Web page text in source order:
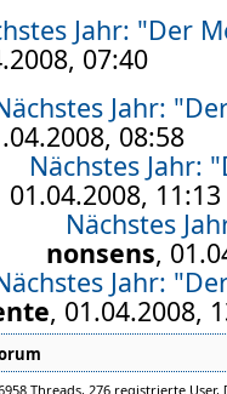
Jahr: "Der
07:40
Jahr:
08:58
Nächstes Jahr:
01.04.2008, 11:13
Nächstes
nonsens,
Jahr:
, 01.04.2008,
Threads, 276 registrierte